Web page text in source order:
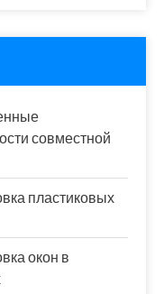
совместной
пластиковых
окон в